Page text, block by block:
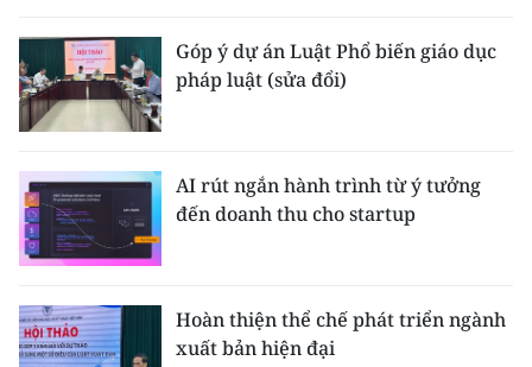
Góp ý dự án Luật Phổ biến giáo dục
pháp luật (sửa đổi)
AI rút ngắn hành trình từ ý tưởng
đến doanh thu cho startup
Hoàn thiện thể chế phát triển ngành
xuất bản hiện đại